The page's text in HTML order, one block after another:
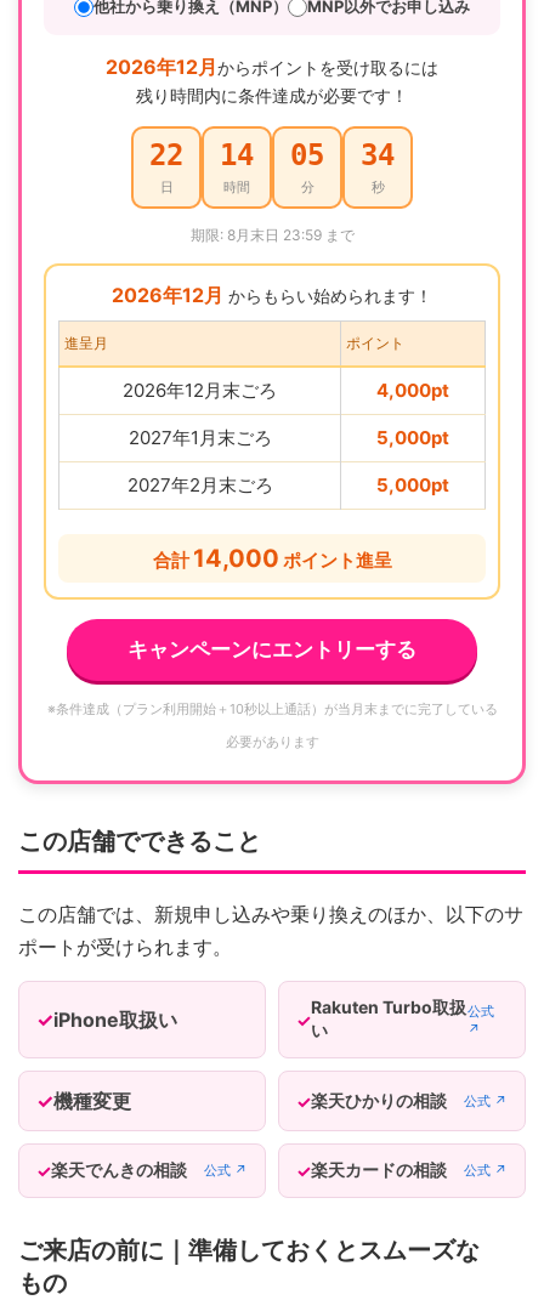
他社から乗り換え（MNP） MNP以外でお申し込み
2026年12月 からポイントを受け取るには
残り時間内に条件達成が必要です！
22
日
14
時間
05
分
33
秒
期限: 8月末日 23:59 まで
2026年12月 からもらい始められます！
進呈月 ポイント
2026年12月末ごろ 4,000pt
2027年1月末ごろ 5,000pt
2027年2月末ごろ 5,000pt
合計14,000 ポイント進呈
キャンペーンにエントリーする
※条件達成（プラン利用開始＋10秒以上通話）が当月末までに完了している
必要があります
この店舗でできること
この店舗では、新規申し込みや乗り換えのほか、以下のサ
ポートが受けられます。
iPhone取扱い
Rakuten Turbo取扱
い
公式
↗
機種変更 楽天ひかりの相談 公式 ↗
楽天でんきの相談 公式 ↗ 楽天カードの相談 公式 ↗
ご来店の前に｜準備しておくとスムーズな
もの